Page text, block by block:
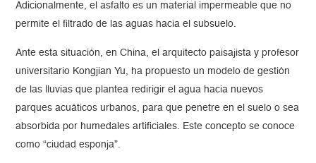
Adicionalmente, el asfalto es un material impermeable que no
permite el filtrado de las aguas hacia el subsuelo.
Ante esta situación, en China, el arquitecto paisajista y profesor
universitario Kongjian Yu, ha propuesto un modelo de gestión
de las lluvias que plantea redirigir el agua hacia nuevos
parques acuáticos urbanos, para que penetre en el suelo o sea
absorbida por humedales artificiales. Este concepto se conoce
como “ciudad esponja”.